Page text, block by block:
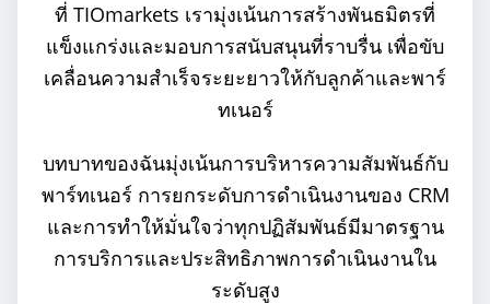
ที่ TIOmarkets เรามุ่งเน้นการสร้างพันธมิตรที่
แข็งแกร่งและมอบการสนับสนุนที่ราบรื่น เพื่อขับ
เคลื่อนความสำเร็จระยะยาวให้กับลูกค้าและพาร์
ทเนอร์
บทบาทของฉันมุ่งเน้นการบริหารความสัมพันธ์กับ
พาร์ทเนอร์ การยกระดับการดำเนินงานของ CRM
และการทำให้มั่นใจว่าทุกปฏิสัมพันธ์มีมาตรฐาน
การบริการและประสิทธิภาพการดำเนินงานใน
ระดับสูง